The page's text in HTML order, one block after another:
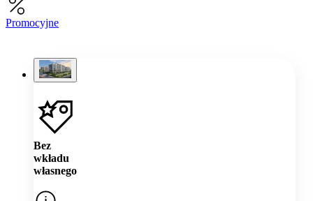
Promocyjne
Bez
wkładu
własnego